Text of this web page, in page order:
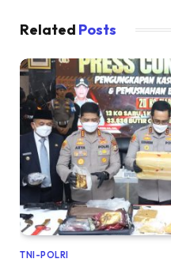
Related Posts
TNI-POLRI